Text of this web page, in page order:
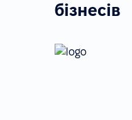
бізнесів